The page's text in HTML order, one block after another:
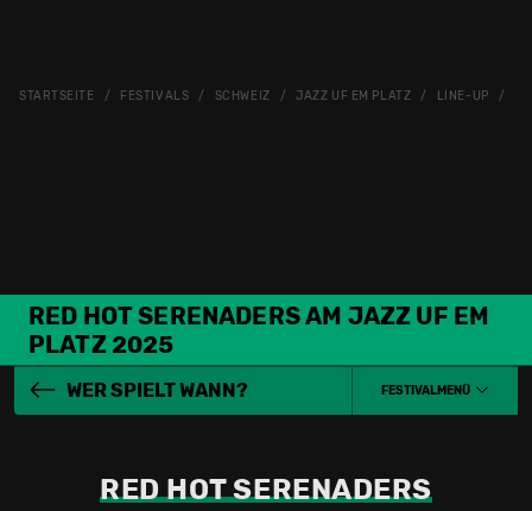
STARTSEITE FESTIVALS SCHWEIZ JAZZ UF EM PLATZ LINE-UP
RED HOT SERENADERS AM JAZZ UF EM
PLATZ 2025
WER SPIELT WANN? FESTIVALMENÜ
RED HOT SERENADERS